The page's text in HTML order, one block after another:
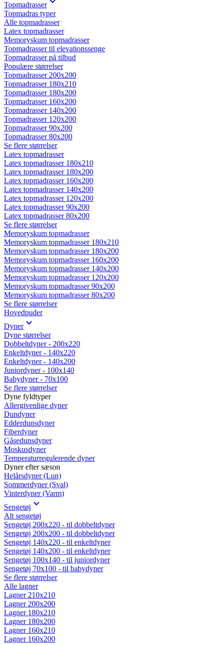
Topmadrasser
Topmadras typer
Alle topmadrasser
Latex topmadrasser
Memoryskum topmadrasser
Topmadrasser til elevationssenge
Topmadrasser på tilbud
Populære størrelser
Topmadrasser 200x200
Topmadrasser 180x210
Topmadrasser 180x200
Topmadrasser 160x200
Topmadrasser 140x200
Topmadrasser 120x200
Topmadrasser 90x200
Topmadrasser 80x200
Se flere størrelser
Latex topmadrasser
Latex topmadrasser 180x210
Latex topmadrasser 180x200
Latex topmadrasser 160x200
Latex topmadrasser 140x200
Latex topmadrasser 120x200
Latex topmadrasser 90x200
Latex topmadrasser 80x200
Se flere størrelser
Memoryskum topmadrasser
Memoryskum topmadrasser 180x210
Memoryskum topmadrasser 180x200
Memoryskum topmadrasser 160x200
Memoryskum topmadrasser 140x200
Memoryskum topmadrasser 120x200
Memoryskum topmadrasser 90x200
Memoryskum topmadrasser 80x200
Se flere størrelser
Hovedpuder
Dyner
Dyne størrelser
Dobbeltdyner - 200x220
Enkeltdyner - 140x220
Enkeltdyner - 140x200
Juniordyner - 100x140
Babydyner - 70x100
Se flere størrelser
Dyne fyldtyper
Allergivenlige dyner
Dundyner
Edderdunsdyner
Fiberdyner
Gåsedunsdyner
Moskusdyner
Temperaturregulerende dyner
Dyner efter sæson
Helårsdyner (Lun)
Sommerdyner (Sval)
Vinterdyner (Varm)
Sengetøj
Alt sengetøj
Sengetøj 200x220 - til dobbeltdyner
Sengetøj 200x200 - til dobbeltdyner
Sengetøj 140x220 - til enkeltdyner
Sengetøj 140x200 - til enkeltdyner
Sengetøj 100x140 - til juniordyner
Sengetøj 70x100 - til babydyner
Se flere størrelser
Alle lagner
Lagner 210x210
Lagner 200x200
Lagner 180x210
Lagner 180x200
Lagner 160x210
Lagner 160x200